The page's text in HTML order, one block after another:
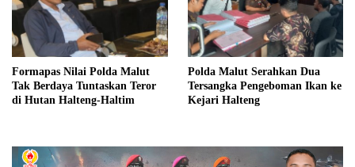
Formapas Nilai Polda Malut
Tak Berdaya Tuntaskan Teror
di Hutan Halteng-Haltim
Polda Malut Serahkan Dua
Tersangka Pengeboman Ikan ke
Kejari Halteng